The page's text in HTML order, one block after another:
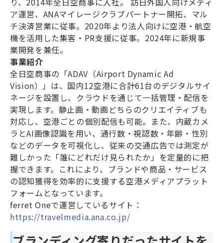
ア運営、ANAマイレージクラブパートナー開拓、マル
チ決済営業に従事。2020年より法人向けに空港・航空
機を活用した集客・PR支援に従事。2024年に新規事
業開発を兼任。
事業紹介
全日空商事の「ADAV（Airport Dynamic Ad
Vision）」は、国内12空港に合計61台のデジタルサイ
ネージを設置し、クラウドを通じて一括管理・配信を
実現します。静止画・動画どちらのクリエイティブも
対応し、空港ごとの個別配信も可能。また、内蔵カメ
ラとAI画像認識を用い、通行数・視認数・年齢・性別
などのデータを可視化し、従来の交通広告では測定が
難しかった「誰にどれだけ見られたか」を定量的に把
握できます。これにより、ブランドや商品・サービス
の認知獲得を効率的に支援する空港メディアプラット
フォームとなっています。
ferret Oneで運営しているサイト：
https://travelmedia.ana.co.jp/